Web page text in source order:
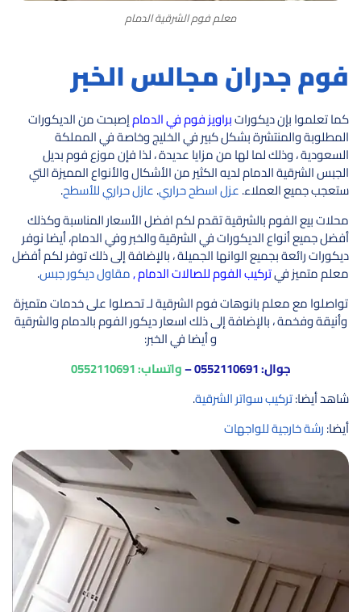
معلم فوم الشرقية الدمام
فوم جدران مجالس الخبر
كما تعلموا بإن ديكوراتبراويز فوم في الدمامإصبحت من الديكورات
المطلوبة والمنتشرة بشكل كبير في الخليج وخاصة في المملكة
السعودية ، وذلك لما لها من مزايا عديدة ، لذا فإن موزع فوم بديل
الجبس الشرقية الدمام لديه الكثير من الأشكال والأنواع المميزة التي
ستعجب جميع العملاء.عزل اسطح حراري.عازل حراري للأسطح.
محلات بيع الفوم بالشرقية تقدم لكم افضل الأسعار المناسبة وكذلك
أفضل جميع أنواع الديكورات في الشرقية والخبر وفي الدمام، أيضا نوفر
ديكورات رائعة بجميع الوانها الجميلة ، بالإضافة إلى ذلك توفر لكم أفضل
معلم متميز فيتركيب الفوم للصالات الدمام ,مقاول ديكور جبس.
تواصلوا مع معلم بانوهات فوم الشرقية لـ تحصلوا على خدمات متميزة
وأنيقة وفخمة ، بالإضافة إلى ذلك اسعار ديكور الفوم بالدمام والشرقية
و أيضا في الخبر:
جوال:0552110691
–واتساب:0552110691
شاهد أيضا:تركيب سواتر الشرقية.
أيضا:رشة خارجية للواجهات